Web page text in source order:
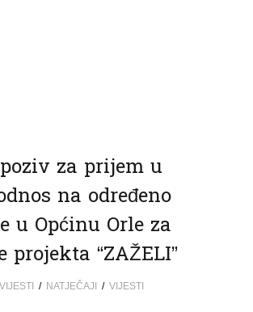
za prijem u
na određeno
u Općinu Orle za
projekta “ZAŽELI”
/ NATJEČAJI / VIJESTI